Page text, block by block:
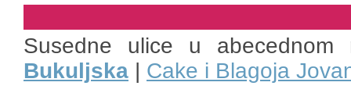
Susedne ulice u
Bukuljska | Cake i Blagoja